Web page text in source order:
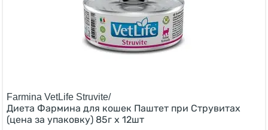
Farmina VetLife Struvite/
Диета Фармина для кошек Паштет при Струвитах
(цена за упаковку) 85г х 12шт